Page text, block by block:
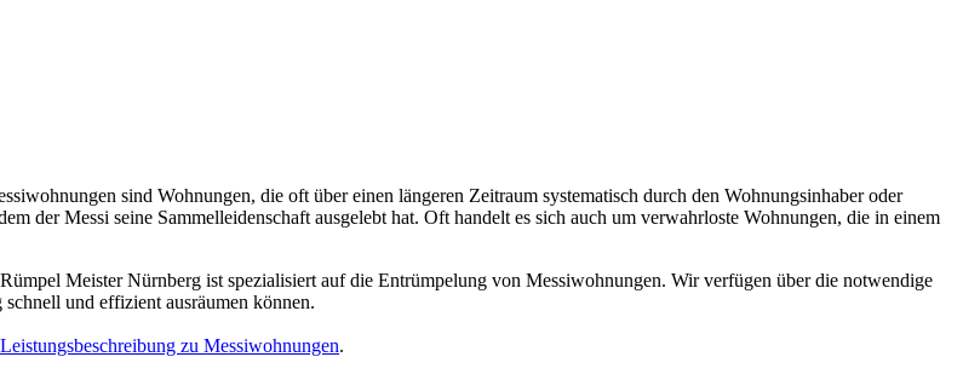
sind Wohnungen, die oft über einen längeren Zeitraum systematisch durch den Wohnungsinhaber oder
der Messi seine Sammelleidenschaft ausgelebt hat. Oft handelt es sich auch um verwahrloste Wohnungen, die in einem
Meister Nürnberg ist spezialisiert auf die Entrümpelung von Messiwohnungen. Wir verfügen über die notwendige
und effizient ausräumen können.
Leistungsbeschreibung zu Messiwohnungen.